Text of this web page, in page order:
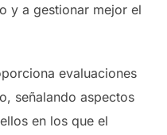
y a gestionar mejor el
evaluaciones
señalando aspectos
en los que el